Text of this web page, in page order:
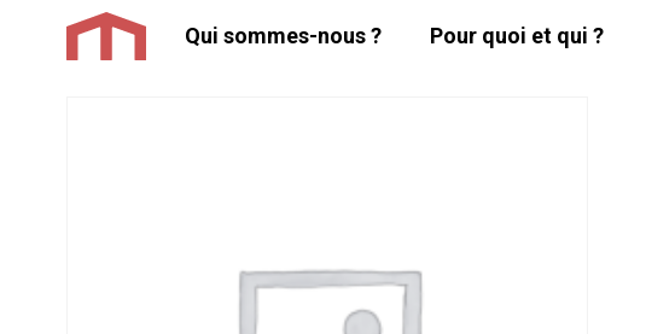
Qui sommes-nous ? Pour quoi et qui ?